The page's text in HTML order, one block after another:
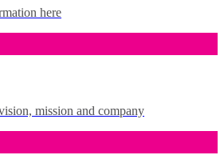
here
mission and company